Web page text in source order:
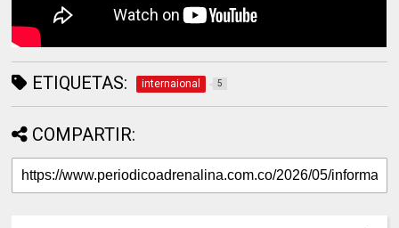
ETIQUETAS: internaional 5
COMPARTIR: